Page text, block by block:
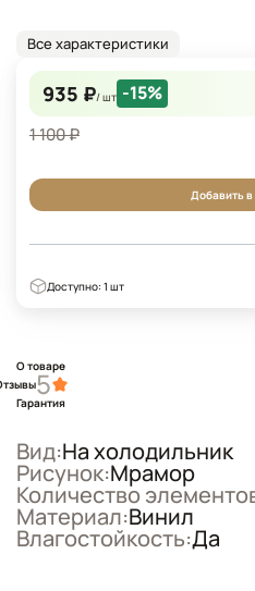
Все характеристики
935 ₽/ шт -15%
1 100 ₽
Добавить в
Доступно: 1 шт
О товаре
5
Гарантия
Вид:На холодильник
Рисунок:Мрамор
Количество
Материал:Винил
Влагостойкость:Да